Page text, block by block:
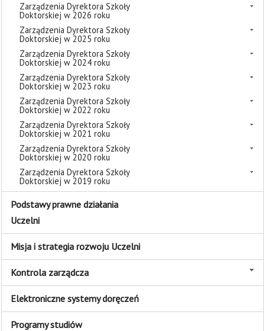
Zarządzenia Dyrektora Szkoły
Doktorskiej w 2026 roku
Zarządzenia Dyrektora Szkoły
Doktorskiej w 2025 roku
Zarządzenia Dyrektora Szkoły
Doktorskiej w 2024 roku
Zarządzenia Dyrektora Szkoły
Doktorskiej w 2023 roku
Zarządzenia Dyrektora Szkoły
Doktorskiej w 2022 roku
Zarządzenia Dyrektora Szkoły
Doktorskiej w 2021 roku
Zarządzenia Dyrektora Szkoły
Doktorskiej w 2020 roku
Zarządzenia Dyrektora Szkoły
Doktorskiej w 2019 roku
Podstawy prawne działania
Uczelni
Misja i strategia rozwoju Uczelni
Kontrola zarządcza
Elektroniczne systemy doręczeń
Programy studiów